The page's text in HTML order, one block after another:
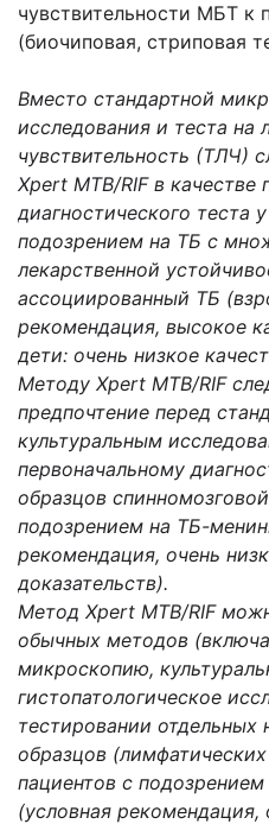
чувствительности МБТ к
(биочиповая, стриповая
Вместо стандартной
исследования и теста на
чувствительность (ТЛЧ)
Xpert MTB/RIF в качестве
диагностического теста
подозрением на ТБ с
лекарственной
ассоциированный ТБ
рекомендация, высокое
дети: очень низкое
Методу Xpert MTB/RIF
предпочтение перед
культуральным
первоначальному
образцов
подозрением на ТБ-
рекомендация, очень
доказательств).
Метод Xpert MTB/RIF
обычных методов
микроскопию,
гистопатологическое
тестировании отдельных
образцов
пациентов с
(условная рекомендация,